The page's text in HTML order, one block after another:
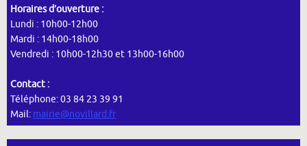
Horaires d’ouverture :
Lundi : 10h00-12h00
Mardi : 14h00-18h00
Vendredi : 10h00-12h30 et 13h00-16h00
Contact :
Téléphone: 03 84 23 39 91
Mail: mairie@novillard.fr